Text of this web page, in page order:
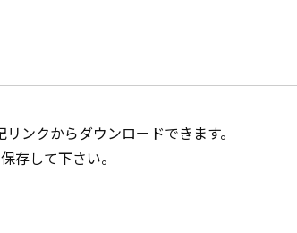
ンクからダウンロードできます。
存して下さい。